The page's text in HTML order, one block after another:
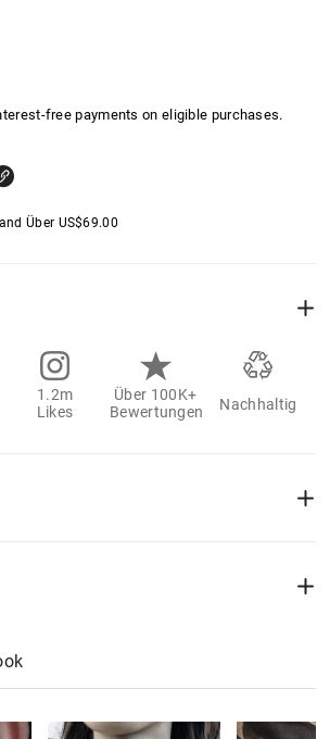
free payments on eligible purchases.
Über US$69.00
1.2m
Likes
Über 100K+
Bewertungen
Nachhaltig